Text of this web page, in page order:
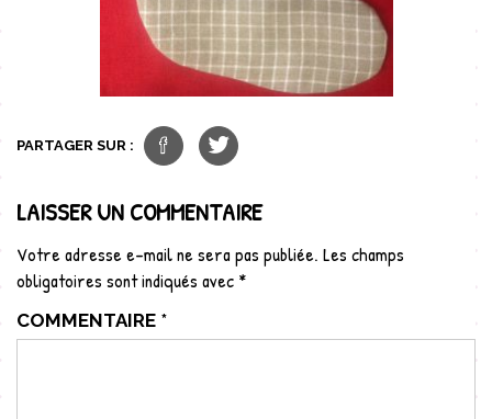
PARTAGER SUR :
LAISSER UN COMMENTAIRE
Votre adresse e-mail ne sera pas publiée. Les champs
obligatoires sont indiqués avec *
COMMENTAIRE *